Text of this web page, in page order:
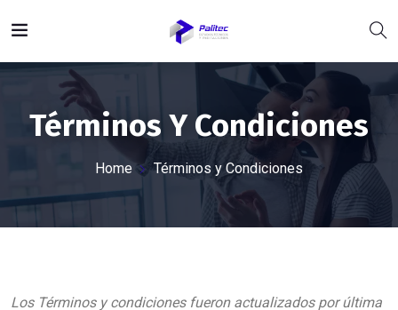
Términos Y Condiciones
Home Términos y Condiciones
Los Términos y condiciones fueron actualizados por última